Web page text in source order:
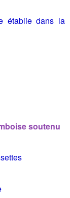
établie dans la
soutenu